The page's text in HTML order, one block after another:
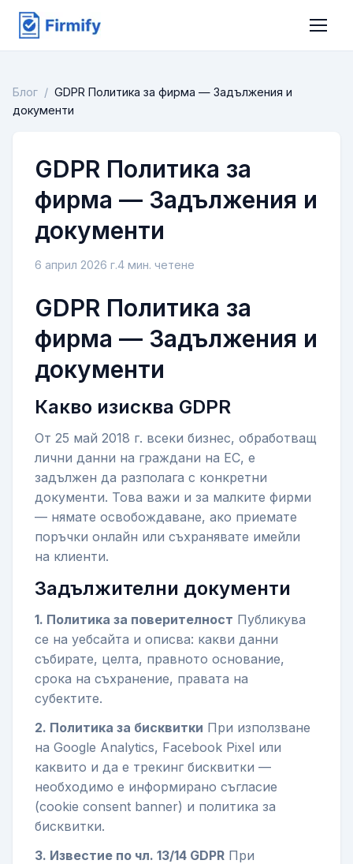
Блог / GDPR Политика за фирма — Задължения и
документи
GDPR Политика за
фирма — Задължения и
документи
6 април 2026 г.4 мин. четене
GDPR Политика за
фирма — Задължения и
документи
Какво изисква GDPR
От 25 май 2018 г. всеки бизнес, обработващ
лични данни на граждани на ЕС, е
задължен да разполага с конкретни
документи. Това важи и за малките фирми
— нямате освобождаване, ако приемате
поръчки онлайн или съхранявате имейли
на клиенти.
Задължителни документи
1. Политика за поверителност Публикува
се на уебсайта и описва: какви данни
събирате, целта, правното основание,
срока на съхранение, правата на
субектите.
2. Политика за бисквитки При използване
на Google Analytics, Facebook Pixel или
каквито и да е трекинг бисквитки —
необходимо е информирано съгласие
(cookie consent banner) и политика за
бисквитки.
3. Известие по чл. 13/14 GDPR При